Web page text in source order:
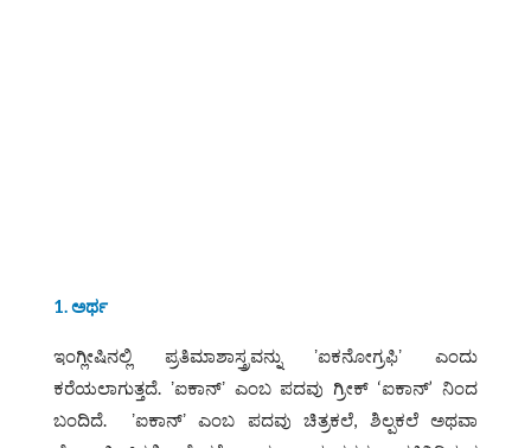
1. ಅರ್ಥ
ಇಂಗ್ಲೀಷಿನಲ್ಲಿ ಪ್ರತಿಮಾಶಾಸ್ತ್ರವನ್ನು ʼಐಕನೋಗ್ರಫಿʼ ಎಂದು
ಕರೆಯಲಾಗುತ್ತದೆ. ʼಐಕಾನ್ʼ ಎಂಬ ಪದವು ಗ್ರೀಕ್ ‘ಐಕಾನ್’ ನಿಂದ
ಬಂದಿದೆ. ʼಐಕಾನ್ʼ ಎಂಬ ಪದವು ಚಿತ್ರಕಲೆ, ಶಿಲ್ಪಕಲೆ ಅಥವಾ